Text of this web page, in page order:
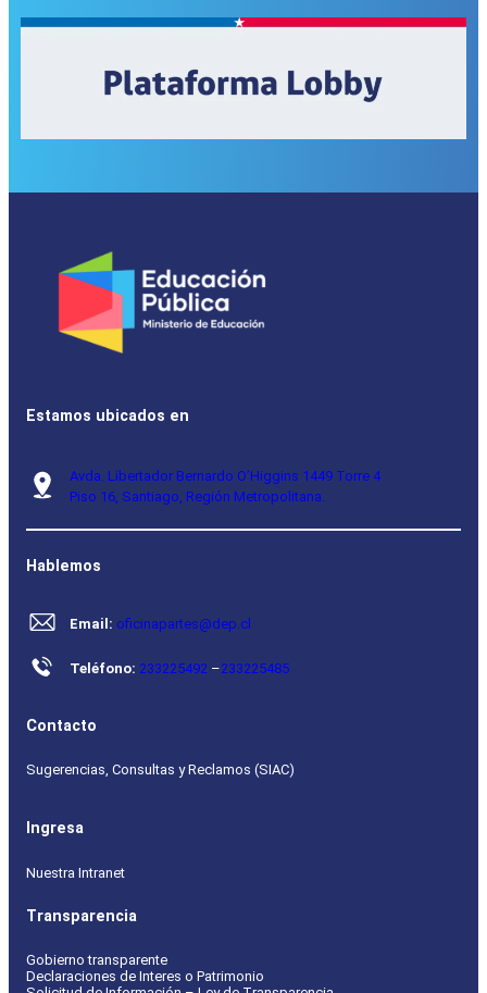
Estamos ubicados en
Avda. Libertador Bernardo O’Higgins 1449 Torre 4
Piso 16, Santiago, Región Metropolitana.
Hablemos
Email: oficinapartes@dep.cl
Teléfono: 233225492 –233225485
Contacto
Sugerencias, Consultas y Reclamos (SIAC)
Ingresa
Nuestra Intranet
Transparencia
Gobierno transparente
Declaraciones de Interes o Patrimonio